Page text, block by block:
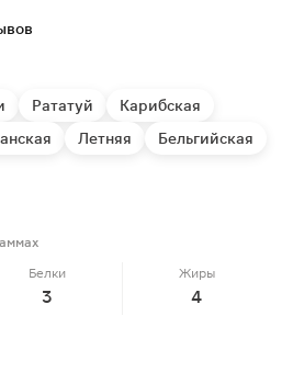
Рататуй
Карибская
Летняя
Бельгийская
Белки
3
Жиры
4